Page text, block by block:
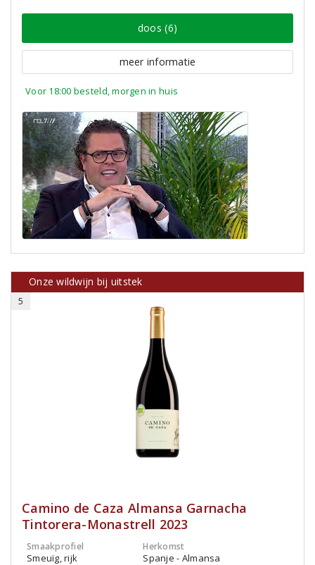
doos (6)
meer informatie
Voor 18:00 besteld, morgen in huis
Onze wildwijn bij uitstek
5
Camino de Caza Almansa Garnacha
Tintorera-Monastrell 2023
Smaakprofiel
Smeuïg, rijk
Herkomst
Spanje - Almansa